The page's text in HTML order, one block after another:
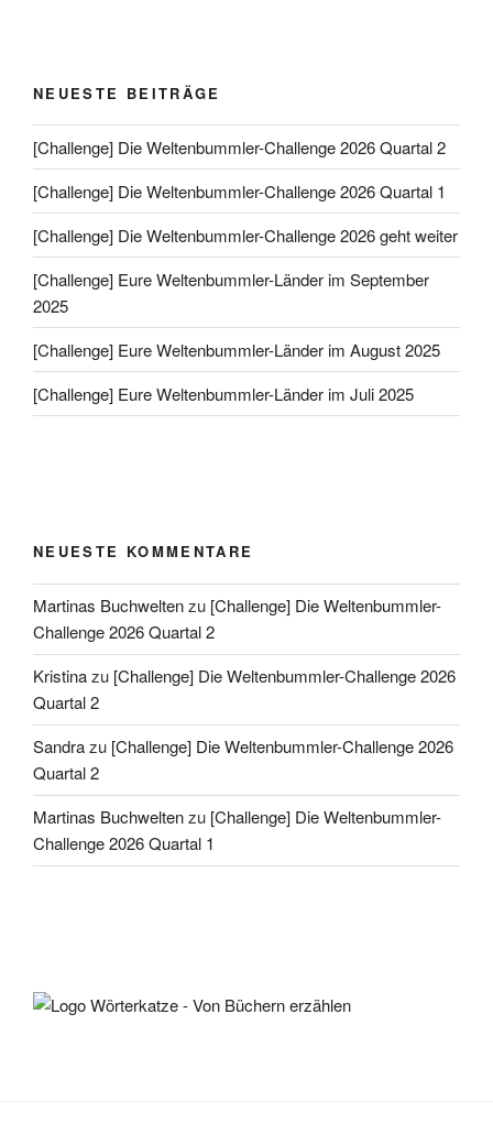
NEUESTE BEITRÄGE
[Challenge] Die Weltenbummler-Challenge 2026 Quartal 2
[Challenge] Die Weltenbummler-Challenge 2026 Quartal 1
[Challenge] Die Weltenbummler-Challenge 2026 geht weiter
[Challenge] Eure Weltenbummler-Länder im September
2025
[Challenge] Eure Weltenbummler-Länder im August 2025
[Challenge] Eure Weltenbummler-Länder im Juli 2025
NEUESTE KOMMENTARE
Martinas Buchweltenzu [Challenge] Die Weltenbummler-
Challenge 2026 Quartal 2
Kristinazu [Challenge] Die Weltenbummler-Challenge 2026
Quartal 2
Sandrazu [Challenge] Die Weltenbummler-Challenge 2026
Quartal 2
Martinas Buchweltenzu [Challenge] Die Weltenbummler-
Challenge 2026 Quartal 1